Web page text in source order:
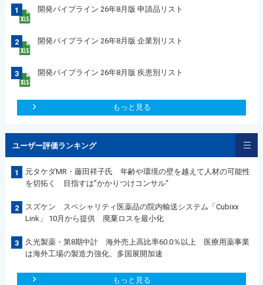
1 開発パイプライン 26年8月版 申請品リスト
2 開発パイプライン 26年8月版 企業別リスト
3 開発パイプライン 26年8月版 疾患別リスト
もっと見る
ユーザー評価ランキング
1
元タケダMR・藤田祥子氏 年齢や環境の壁を越えて人材の可能性
を切拓く 目指すは”かかりつけコンサル“
2
スズケン スペシャリティ医薬品の院内輸送システム「Cubixx
Link」 10月から提供 廃棄ロスを最小化
3
久光製薬・第8期中計 海外売上高比率60.0％以上 医療用薬事業
は海外工場の製造力強化、多国展開加速
もっと見る